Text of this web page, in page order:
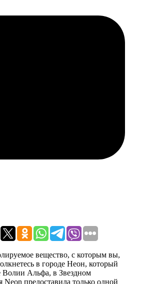
вещество, с которым вы,
в городе Неон, который
Волии Альфа, в Звездном
предоставила только одной